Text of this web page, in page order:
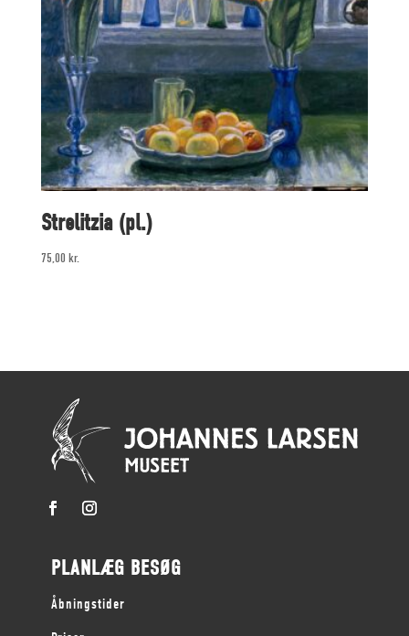
Strelitzia (pl.)
75,00 kr.
PLANLÆG BESØG
Åbningstider